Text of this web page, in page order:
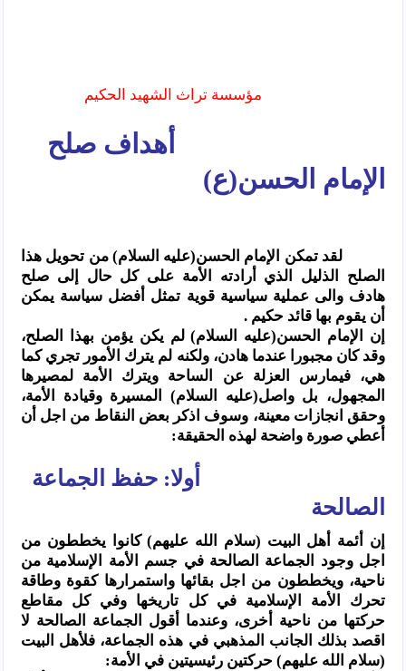
مؤسسة تراث الشهيد الحكيم
أهداف صلح
الإمام الحسن(ع)
لقد تمكن الإمام الحسن(عليه السلام) من تحويل هذا
الصلح الذليل الذي أرادته الأمة على كل حال إلى صلح
هادف والى عملية سياسية قوية تمثل أفضل سياسة يمكن
أن يقوم بها قائد حكيم .
إن الإمام الحسن(عليه السلام) لم يكن يؤمن بهذا الصلح،
وقد كان مجبورا عندما هادن، ولكنه لم يترك الأمور تجري كما
هي، فيمارس العزلة عن الساحة ويترك الأمة لمصيرها
المجهول، بل واصل(عليه السلام) المسيرة وقيادة الأمة،
وحقق انجازات معينة، وسوف اذكر بعض النقاط من اجل أن
أعطي صورة واضحة لهذه الحقيقة:
أولا: حفظ الجماعة
الصالحة
إن أئمة أهل البيت (سلام الله عليهم) كانوا يخططون من
اجل وجود الجماعة الصالحة في جسم الأمة الإسلامية من
ناحية، ويخططون من اجل بقائها واستمرارها كقوة وطاقة
تحرك الأمة الإسلامية في كل تاريخها وفي كل مقاطع
حركتها من ناحية أخرى، وعندما أقول الجماعة الصالحة لا
اقصد بذلك الجانب المذهبي في هذه الجماعة، فلأهل البيت
(سلام الله عليهم) حركتين رئيسيتين في الأمة: